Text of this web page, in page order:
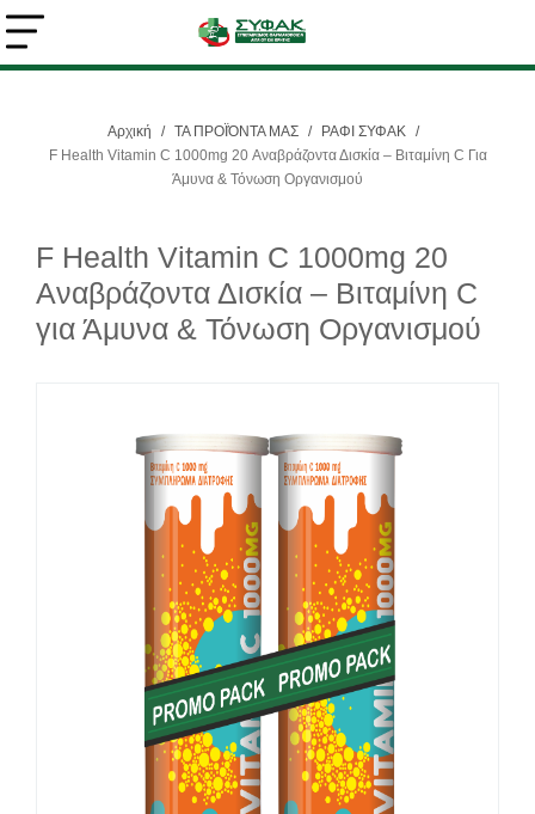
Αναζήτηση
Αρχική / ΤΑ ΠΡΟΪΌΝΤΑ ΜΑΣ / ΡΑΦΙ ΣΥΦΑΚ
/
F Health Vitamin C 1000mg 20 Αναβράζοντα Δισκία – Βιταμίνη C Για
Άμυνα & Τόνωση Οργανισμού
F Health Vitamin C 1000mg 20
Αναβράζοντα Δισκία – Βιταμίνη C
για Άμυνα & Τόνωση Οργανισμού